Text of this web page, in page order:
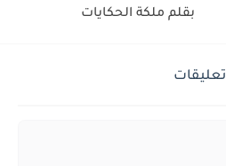
بقلم ملكة الحكايات
تعليقات